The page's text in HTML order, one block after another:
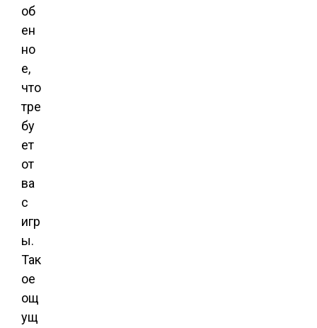
об
ен
но
е,
что
тре
бу
ет
от
ва
с
игр
ы.
Так
ое
ощ
ущ